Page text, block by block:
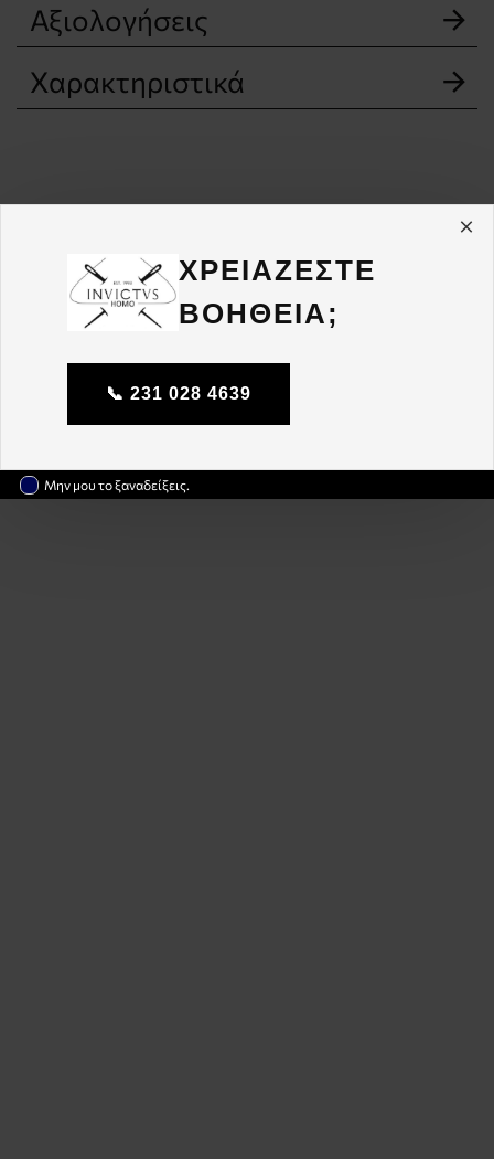
ΧΡΕΙΑΖΕΣΤΕ
ΒΟΗΘΕΙΑ;
📞 231 028 4639
Μην μου το ξαναδείξεις.
Αξιολογήσεις
Χαρακτηριστικά